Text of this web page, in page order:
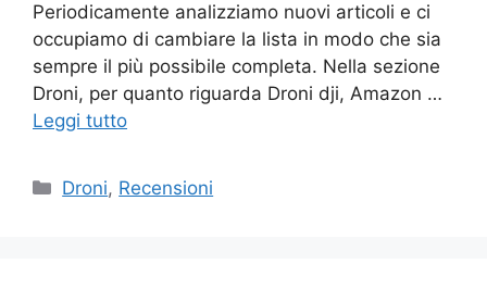
Periodicamente analizziamo nuovi articoli e ci
occupiamo di cambiare la lista in modo che sia
sempre il più possibile completa. Nella sezione
Droni, per quanto riguarda Droni dji, Amazon …
Leggi tutto
Categorie
Droni, Recensioni